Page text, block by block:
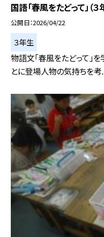
国語「春風をたどって」（３
公開日 2026/04/22
３年生
物語文「春風をたどって」
とに登場人物の気持ちを考